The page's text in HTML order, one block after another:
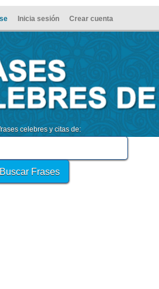
Inicia sesión Crear cuenta
celebres y citas de: